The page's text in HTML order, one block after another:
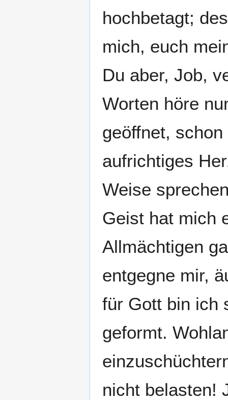
hochbetagt;
mich, euch
Du aber, Job,
Worten höre
geöffnet,
aufrichtiges
Weise
Geist hat mich
Allmächtigen
entgegne mir,
für Gott bin ich
geformt.
nicht belasten!